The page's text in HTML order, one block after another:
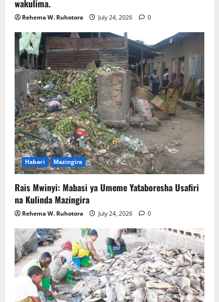
wakulima.
Rehema W. Ruhotora July 24, 2026 0
Habari Mazingira
Rais Mwinyi: Mabasi ya Umeme Yataboresha Usafiri
na Kulinda Mazingira
Rehema W. Ruhotora July 24, 2026 0